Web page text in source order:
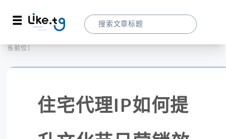
当前位置：
住宅代理IP如何提